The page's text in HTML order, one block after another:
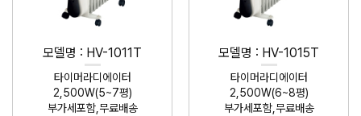
모델명 : HV-1011T
타이머라디에이터
2,500W(5~7평)
부가세포함,무료배송
모델명 : HV-1015T
타이머라디에이터
2,500W(6~8평)
부가세포함,무료배송